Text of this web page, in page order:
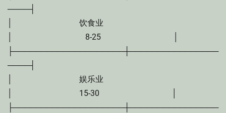
────┤
│ 饮食业
│ 8-25 │
├────────────────────┼────────────────
────┤
│ 娱乐业
│ 15-30 │
├────────────────────┼────────────────